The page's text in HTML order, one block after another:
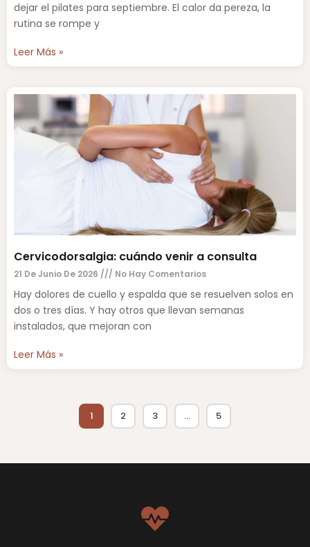
dejar el pilates para septiembre. El calor da pereza, la
rutina se rompe y
Leer Más »
Cervicodorsalgia: cuándo venir a consulta
21 De Junio De 2026 No Hay Comentarios
Hay dolores de cuello y espalda que se resuelven solos en
dos o tres días. Y hay otros que llevan semanas
instalados, que mejoran con
Leer Más »
1 2 3 … 5